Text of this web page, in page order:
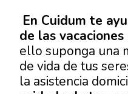
En Cuidum te
de las
ello suponga una
de vida de tus
la asistencia